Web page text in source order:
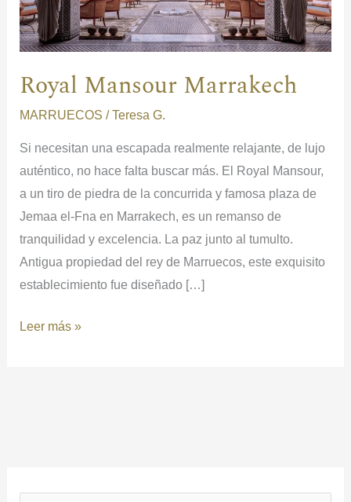
Royal Mansour Marrakech
MARRUECOS /Teresa G.
Si necesitan una escapada realmente relajante, de lujo
auténtico, no hace falta buscar más. El Royal Mansour,
a un tiro de piedra de la concurrida y famosa plaza de
Jemaa el-Fna en Marrakech, es un remanso de
tranquilidad y excelencia. La paz junto al tumulto.
Antigua propiedad del rey de Marruecos, este exquisito
establecimiento fue diseñado […]
Leer más »